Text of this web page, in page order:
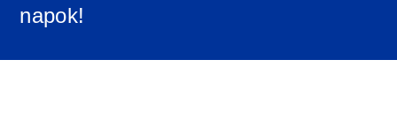
napok!